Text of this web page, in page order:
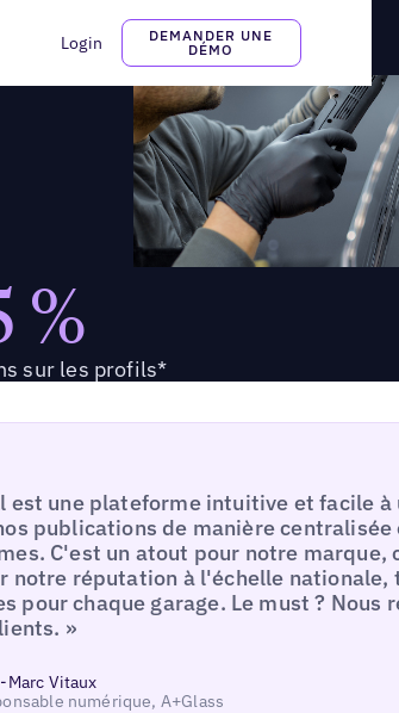
Login
DEMANDER UNE
DÉMO
%
sur les profils*
est une plateforme intuitive et facile
publications de manière
C'est un atout pour notre marque,
notre réputation à l'échelle nationale,
pour chaque garage. Le must ? Nous
»
Marc Vitaux
numérique, A+Glass